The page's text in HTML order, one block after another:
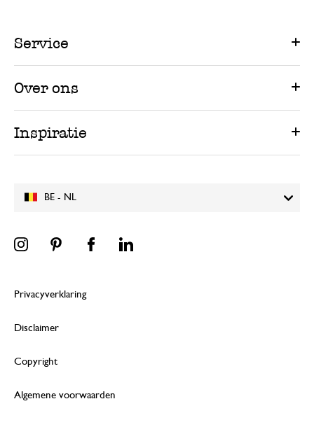
BE - NL
Service
Over ons
Inspiratie
Privacyverklaring
Disclaimer
Copyright
Algemene voorwaarden